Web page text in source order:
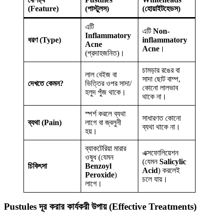
(Feature)
(পাস্টুলস)
(হোয়াইটহেডস)
ধরণ (Type)
এটি
Inflammatory
Acne
(প্রদাহজনিত)।
এটিNon-
inflammatory
Acne ।
দেখতে কেমন?
লাল বেইজ বা
ভিত্তির ওপর সাদা/
হলুদ পুঁজ থাকে।
চামড়ার রঙের বা
সাদা ছোট বাম্প,
কোনো লালভাব
থাকে না।
ব্যথা (Pain)
স্পর্শ করলে ব্যথা
লাগে বা জ্বলুনী
হয়।
সাধারণত কোনো
ব্যথা থাকে না।
চিকিৎসা
ব্যাকটেরিয়া মারার
ওষুধ (যেমন
Benzoyl
Peroxide)
লাগে।
এক্সফোলিয়েশন
(যেমনSalicylic
Acid) করলেই
চলে যায়।
Pustules দূর করার কার্যকরী উপায় (Effective Treatments)